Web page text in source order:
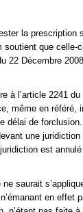
la prescription
soutient que celle-
22 Décembre
à l’article 2241
même en référé,
délai de
une
est
saurait
en effet